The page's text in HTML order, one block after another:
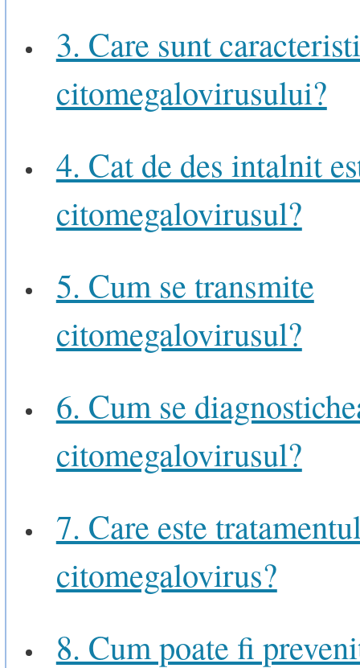
3. Care sunt
citomegalovirusului?
4. Cat de des intalnit
citomegalovirusul?
5. Cum se transmite
citomegalovirusul?
6. Cum se
citomegalovirusul?
7. Care este
citomegalovirus?
8. Cum poate fi